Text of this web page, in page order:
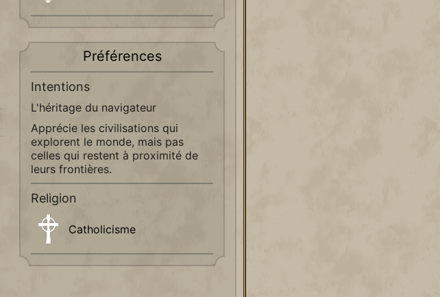
Préférences
Intentions
L'héritage du navigateur
Apprécie les civilisations qui
explorent le monde, mais pas
celles qui restent à proximité de
leurs frontières.
Religion
Catholicisme